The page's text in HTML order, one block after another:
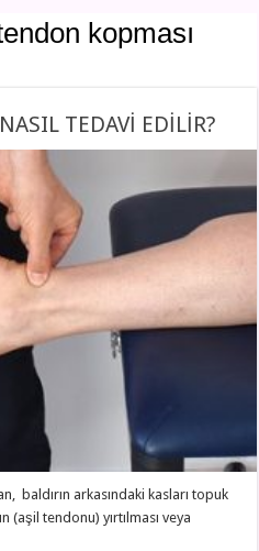
kopması
TEDAVİ EDİLİR?
baldırın arkasındaki kasları topuk
tendonu) yırtılması veya